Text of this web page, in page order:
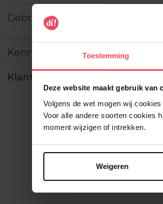
Toestemming
Deze website maakt gebruik van
Volgens de wet mogen wij
Voor alle andere soorten cookies
moment wijzigen of intrekken.
Weigeren
Gebruiksadvies
Kenmerken
Klantereview